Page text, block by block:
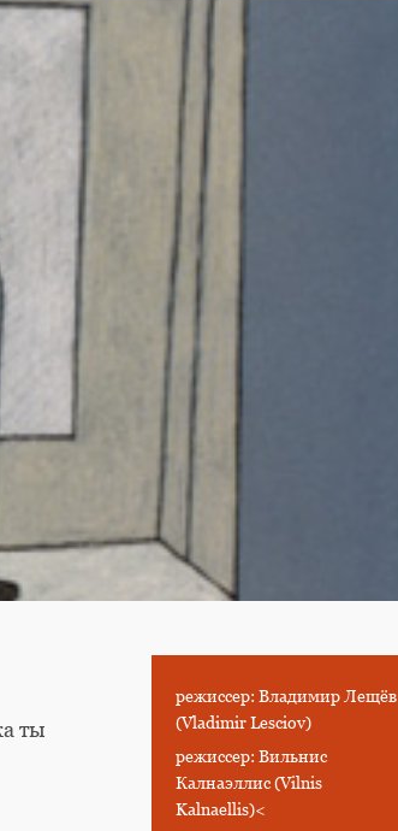
ты
режиссер: Владимир Лещёв
(Vladimir Lesciov)
режиссер: Вильнис
Калнаэллис (Vilnis
Kalnaellis)<